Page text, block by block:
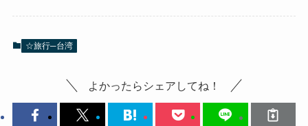
☆旅行─台湾
よかったらシェアしてね！